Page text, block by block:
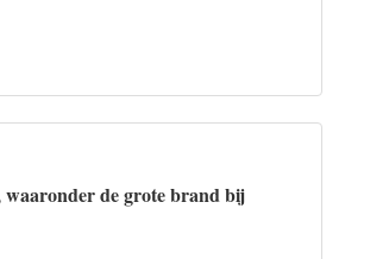
waaronder de grote brand bij